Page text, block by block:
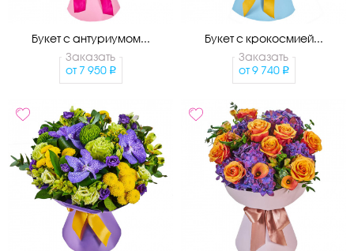
Букет с антуриумом...
Заказать
от 7 950
Букет с крокосмией...
Заказать
от 9 740